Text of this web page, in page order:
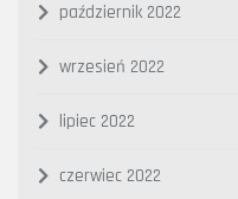
październik 2022
wrzesień 2022
lipiec 2022
czerwiec 2022